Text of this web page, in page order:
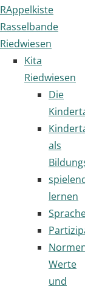
RAppelkiste
Rasselbande
Riedwiesen
Kita
Riedwiesen
Die
als
lernen
Werte
und